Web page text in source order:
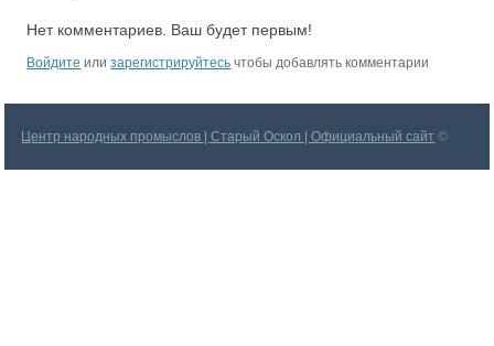
Нет комментариев. Ваш будет первым!
Войдите илизарегистрируйтесь чтобы добавлять комментарии
Центр народных промыслов | Старый Оскол | Официальный сайт ©